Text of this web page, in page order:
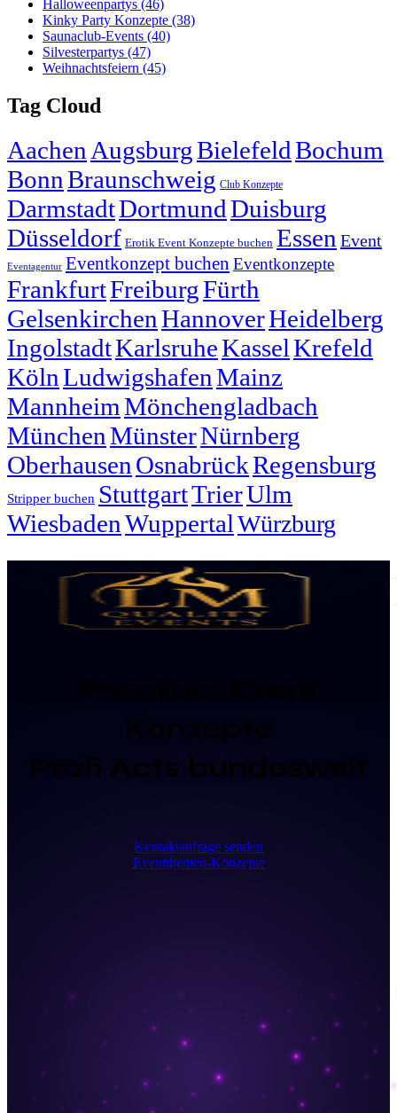
Halloweenpartys (46)
Kinky Party Konzepte (38)
Saunaclub-Events (40)
Silvesterpartys (47)
Weihnachtsfeiern (45)
Tag Cloud
Aachen AugsburgBielefeldBochum
BonnBraunschweig Club Konzepte
DarmstadtDortmundDuisburg
Düsseldorf Erotik Event Konzepte buchen Essen Event
Eventagentur Eventkonzept buchen Eventkonzepte
FrankfurtFreiburgFürth
GelsenkirchenHannoverHeidelberg
IngolstadtKarlsruheKasselKrefeld
KölnLudwigshafenMainz
MannheimMönchengladbach
MünchenMünsterNürnberg
Oberhausen OsnabrückRegensburg
Stripper buchen StuttgartTrierUlm
WiesbadenWuppertalWürzburg
Konzepte
Profi Acts bundesweit
Kontaktanfrage senden
Eventthemen-Konzepte